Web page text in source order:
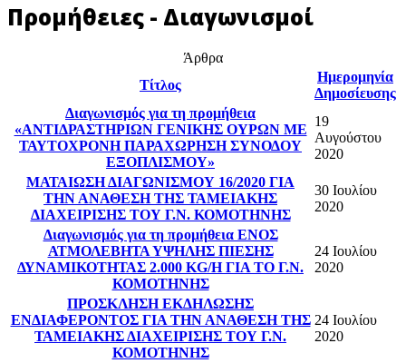
Προμήθειες - Διαγωνισμοί
Άρθρα
Τίτλος
Ημερομηνία
Δημοσίευσης
Διαγωνισμός για τη προμήθεια
«ΑΝΤΙΔΡΑΣΤΗΡΙΩΝ ΓΕΝΙΚΗΣ ΟΥΡΩΝ ΜΕ
ΤΑΥΤΟΧΡΟΝΗ ΠΑΡΑΧΩΡΗΣΗ ΣΥΝΟΔΟΥ
ΕΞΟΠΛΙΣΜΟΥ»
19
Αυγούστου
2020
ΜΑΤΑΙΩΣΗ ΔΙΑΓΩΝΙΣΜΟΥ 16/2020 ΓΙΑ
ΤΗΝ ΑΝΑΘΕΣΗ ΤΗΣ ΤΑΜΕΙΑΚΗΣ
ΔΙΑΧΕΙΡΙΣΗΣ ΤΟΥ Γ.Ν. ΚΟΜΟΤΗΝΗΣ
30 Ιουλίου
2020
Διαγωνισμός για τη προμήθεια ΕΝΟΣ
ΑΤΜΟΛΕΒΗΤΑ ΥΨΗΛΗΣ ΠΙΕΣΗΣ
ΔΥΝΑΜΙΚΟΤΗΤΑΣ 2.000 KG/H ΓΙΑ ΤΟ Γ.Ν.
ΚΟΜΟΤΗΝΗΣ
24 Ιουλίου
2020
ΠΡΟΣΚΛΗΣΗ ΕΚΔΗΛΩΣΗΣ
ΕΝΔΙΑΦΕΡΟΝΤΟΣ ΓΙΑ ΤΗΝ ΑΝΑΘΕΣΗ ΤΗΣ
ΤΑΜΕΙΑΚΗΣ ΔΙΑΧΕΙΡΙΣΗΣ ΤΟΥ Γ.Ν.
ΚΟΜΟΤΗΝΗΣ
24 Ιουλίου
2020